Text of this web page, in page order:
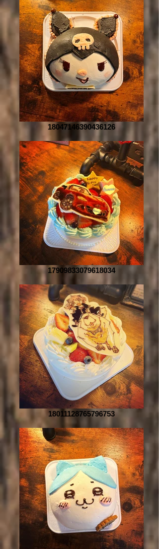
18047146390436126
17909833079618034
18011128765796753